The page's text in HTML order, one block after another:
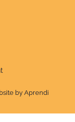
by Aprendi